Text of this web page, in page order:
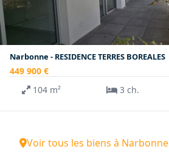
Narbonne - RESIDENCE TERRES BOREALES
449 900 €
104 m²
3 ch.
Voir tous les biens à Narbonne